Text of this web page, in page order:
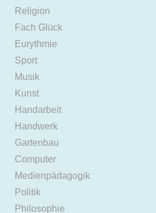
Religion
Fach Glück
Eurythmie
Sport
Musik
Kunst
Handarbeit
Handwerk
Gartenbau
Computer
Medienpädagogik
Politik
Philosophie